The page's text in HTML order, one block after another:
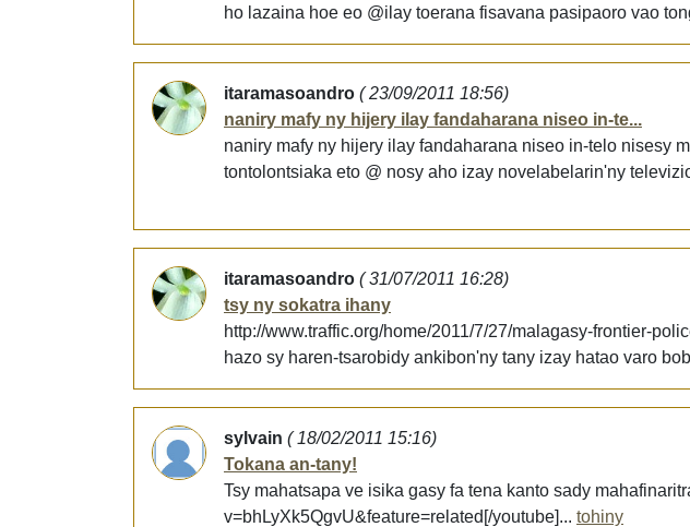
ho lazaina hoe eo @ilay toerana fisavana pasipaoro vao
itaramasoandro ( 23/09/2011 18:56)
naniry mafy ny hijery ilay fandaharana niseo in-te...
naniry mafy ny hijery ilay fandaharana niseo in-telo nisesy
tontolontsiaka eto @ nosy aho izay novelabelarin'ny
itaramasoandro ( 31/07/2011 16:28)
tsy ny sokatra ihany
http://www.traffic.org/home/2011/7/27/malagasy-frontier-
hazo sy haren-tsarobidy ankibon'ny tany izay hatao varo
sylvain ( 18/02/2011 15:16)
Tokana an-tany!
Tsy mahatsapa ve isika gasy fa tena kanto sady
v=bhLyXk5QgvU&feature=related[/youtube]... tohiny